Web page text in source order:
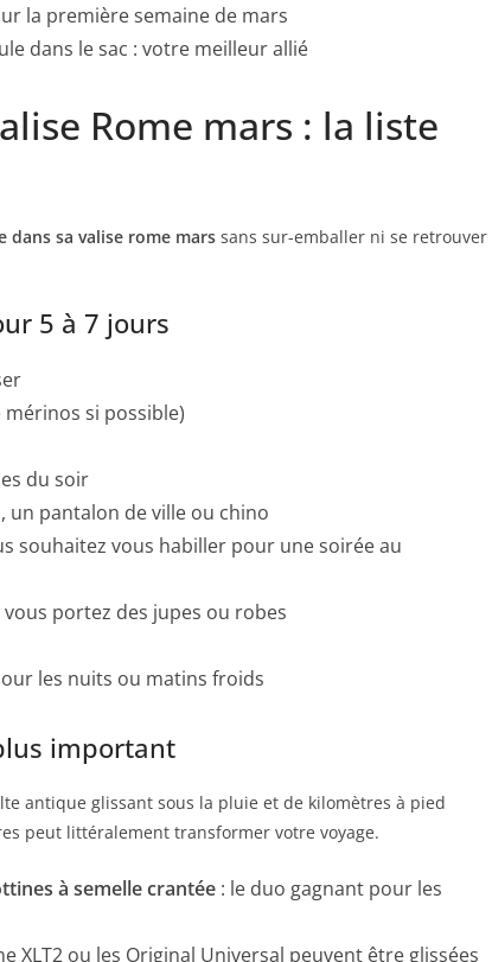
la première semaine de mars
dans le sac : votre meilleur allié
Rome mars : la liste
dans sa valise rome mars sans sur-emballer ni se retrouver
5 à 7 jours
mérinos si possible)
du soir
un pantalon de ville ou chino
souhaitez vous habiller pour une soirée au
portez des jupes ou robes
les nuits ou matins froids
important
antique glissant sous la pluie et de kilomètres à pied
peut littéralement transformer votre voyage.
à semelle crantée : le duo gagnant pour les
XLT2 ou les Original Universal peuvent être glissées